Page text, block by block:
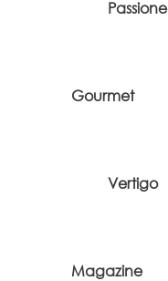
Passione
Gourmet
Vertigo
Magazine